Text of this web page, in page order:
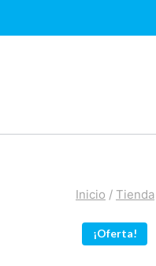
al
Inicio / Tienda
¡Oferta!